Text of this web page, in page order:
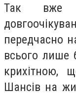
Так вже
передчасно
всього лише
крихітною,
Шансів на